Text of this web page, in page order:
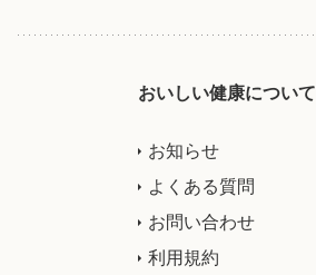
おいしい健康について
お知らせ
よくある質問
お問い合わせ
利用規約